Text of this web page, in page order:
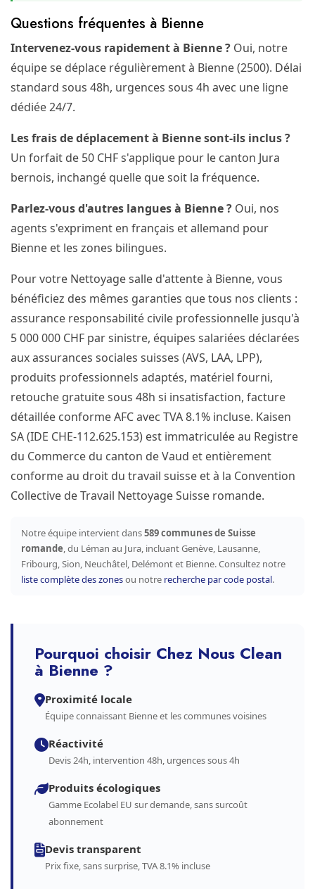
Questions fréquentes à Bienne
Intervenez-vous rapidement à Bienne ? Oui, notre
équipe se déplace régulièrement à Bienne (2500). Délai
standard sous 48h, urgences sous 4h avec une ligne
dédiée 24/7.
Les frais de déplacement à Bienne sont-ils inclus ?
Un forfait de 50 CHF s'applique pour le canton Jura
bernois, inchangé quelle que soit la fréquence.
Parlez-vous d'autres langues à Bienne ? Oui, nos
agents s'expriment en français et allemand pour
Bienne et les zones bilingues.
Pour votre Nettoyage salle d'attente à Bienne, vous
bénéficiez des mêmes garanties que tous nos clients :
assurance responsabilité civile professionnelle jusqu'à
5 000 000 CHF par sinistre, équipes salariées déclarées
aux assurances sociales suisses (AVS, LAA, LPP),
produits professionnels adaptés, matériel fourni,
retouche gratuite sous 48h si insatisfaction, facture
détaillée conforme AFC avec TVA 8.1% incluse. Kaisen
SA (IDE CHE-112.625.153) est immatriculée au Registre
du Commerce du canton de Vaud et entièrement
conforme au droit du travail suisse et à la Convention
Collective de Travail Nettoyage Suisse romande.
Notre équipe intervient dans589 communes de Suisse
romande, du Léman au Jura, incluant Genève, Lausanne,
Fribourg, Sion, Neuchâtel, Delémont et Bienne. Consultez notre
liste complète des zonesou notre recherche par code postal.
Pourquoi choisir Chez Nous Clean
à Bienne ?
Proximité locale
Équipe connaissant Bienne et les communes voisines
Réactivité
Devis 24h, intervention 48h, urgences sous 4h
Produits écologiques
Gamme Ecolabel EU sur demande, sans surcoût
abonnement
Devis transparent
Prix fixe, sans surprise, TVA 8.1% incluse